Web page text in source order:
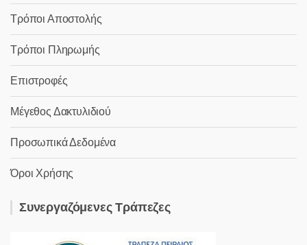
Τρόποι Αποστολής
Τρόποι Πληρωμής
Επιστροφές
Μέγεθος Δακτυλιδιού
Προσωπικά Δεδομένα
Όροι Χρήσης
Συνεργαζόμενες Τράπεζες